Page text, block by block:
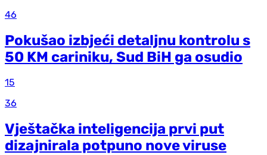
46
Pokušao izbjeći detaljnu kontrolu s
50 KM cariniku, Sud BiH ga osudio
15
36
Vještačka inteligencija prvi put
dizajnirala potpuno nove viruse